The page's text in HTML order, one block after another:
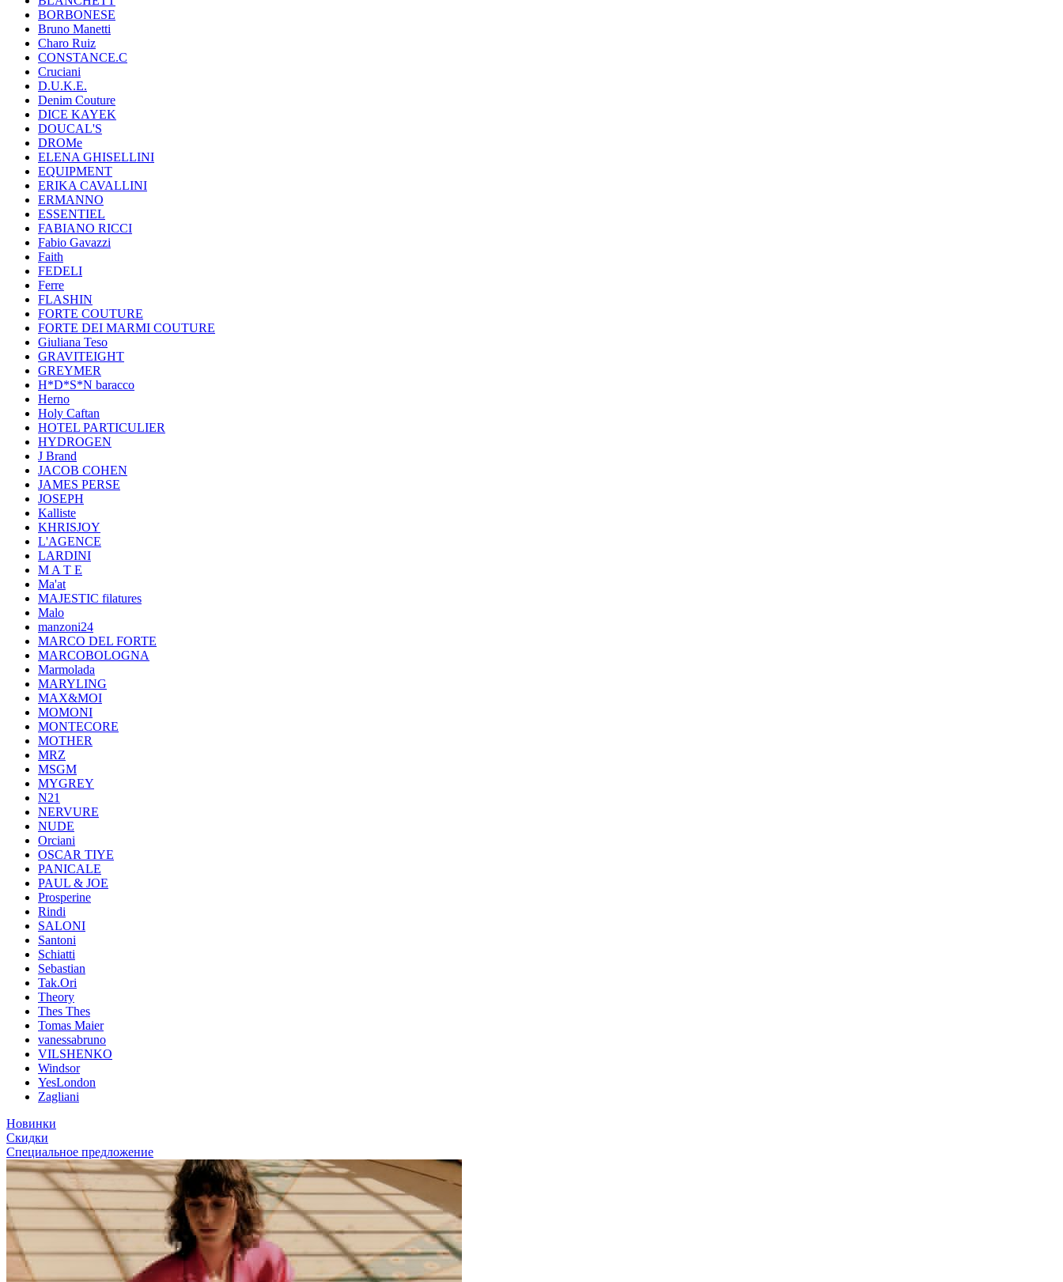
BORBONESE
Bruno Manetti
Charo Ruiz
CONSTANCE.C
Cruciani
D.U.K.E.
Denim Couture
DICE KAYEK
DOUCAL'S
DROMe
ELENA GHISELLINI
EQUIPMENT
ERIKA CAVALLINI
ERMANNO
ESSENTIEL
FABIANO RICCI
Fabio Gavazzi
Faith
FEDELI
Ferre
FLASHIN
FORTE COUTURE
FORTE DEI MARMI COUTURE
Giuliana Teso
GRAVITEIGHT
GREYMER
H*D*S*N baracco
Herno
Holy Caftan
HOTEL PARTICULIER
HYDROGEN
J Brand
JACOB COHEN
JAMES PERSE
JOSEPH
Kalliste
KHRISJOY
L'AGENCE
LARDINI
M A T E
Ma'at
MAJESTIC filatures
Malo
manzoni24
MARCO DEL FORTE
MARCOBOLOGNA
Marmolada
MARYLING
MAX&MOI
MOMONI
MONTECORE
MOTHER
MRZ
MSGM
MYGREY
N21
NERVURE
NUDE
Orciani
OSCAR TIYE
PANICALE
PAUL & JOE
Prosperine
Rindi
SALONI
Santoni
Schiatti
Sebastian
Tak.Ori
Theory
Thes Thes
Tomas Maier
vanessabruno
VILSHENKO
Windsor
YesLondon
Zagliani
Новинки
Скидки
Специальное предложение